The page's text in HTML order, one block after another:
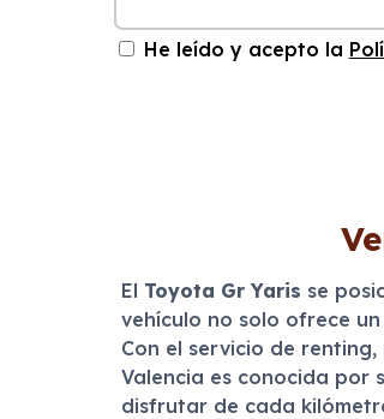
He leído y acepto la
El Toyota Gr Yaris se
vehículo no solo ofrece
Con el servicio de
Valencia es conocida por
disfrutar de cada